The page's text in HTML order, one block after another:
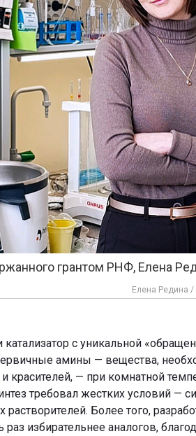
грантом РНФ, Елена
Елена Редина /
с уникальной
амины — вещества,
красителей, — при комнатной
требовал жестких условий —
Более того,
избирательнее аналогов,